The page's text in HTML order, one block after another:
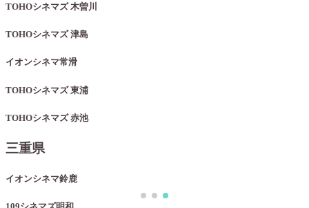
TOHOシネマズ 木曽川
TOHOシネマズ 津島
イオンシネマ常滑
TOHOシネマズ 東浦
TOHOシネマズ 赤池
三重県
イオンシネマ鈴鹿